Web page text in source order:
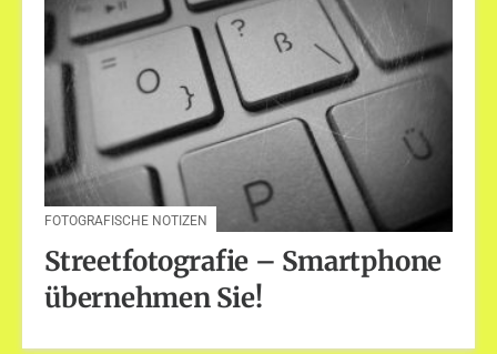
FOTOGRAFISCHE NOTIZEN
Streetfotografie – Smartphone
übernehmen Sie!